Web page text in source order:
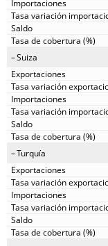
Suiza
Turquía